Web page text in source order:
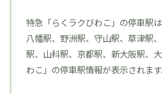
特急「らくラクびわこ」の停車駅
八幡駅、野洲駅、守山駅、草津駅
駅、山科駅、京都駅、新大阪駅、
わこ」の停車駅情報が表示されます